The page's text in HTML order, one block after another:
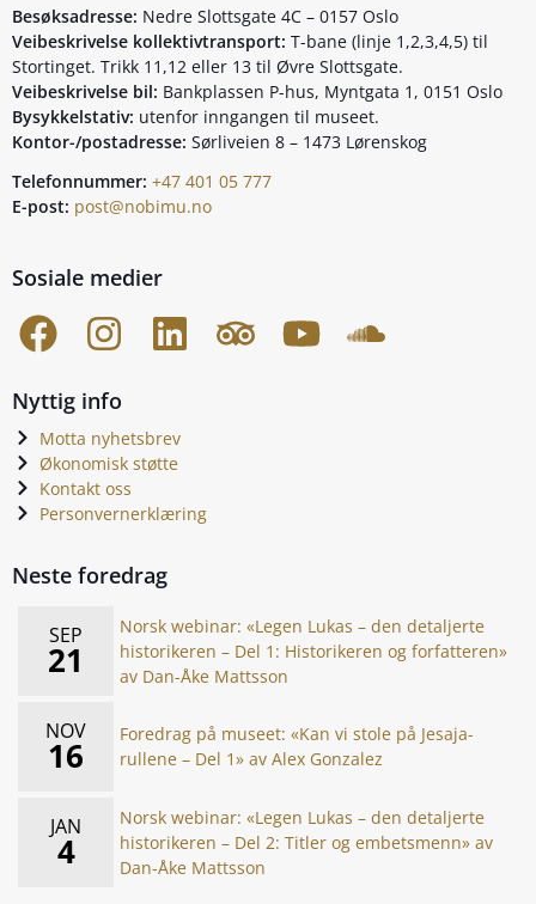
Besøksadresse: Nedre Slottsgate 4C – 0157 Oslo
Veibeskrivelse kollektivtransport: T-bane (linje 1,2,3,4,5) til
Stortinget. Trikk 11,12 eller 13 til Øvre Slottsgate.
Veibeskrivelse bil: Bankplassen P-hus, Myntgata 1, 0151 Oslo
Bysykkelstativ: utenfor inngangen til museet.
Kontor-/postadresse: Sørliveien 8 – 1473 Lørenskog
Telefonnummer: +47 401 05 777
E-post: post@nobimu.no
Sosiale medier
Nyttig info
Motta nyhetsbrev
Økonomisk støtte
Kontakt oss
Personvernerklæring
Neste foredrag
SEP
21
Norsk webinar: «Legen Lukas – den detaljerte
historikeren – Del 1: Historikeren og forfatteren»
av Dan-Åke Mattsson
NOV
16
Foredrag på museet: «Kan vi stole på Jesaja-
rullene – Del 1» av Alex Gonzalez
JAN
4
Norsk webinar: «Legen Lukas – den detaljerte
historikeren – Del 2: Titler og embetsmenn» av
Dan-Åke Mattsson